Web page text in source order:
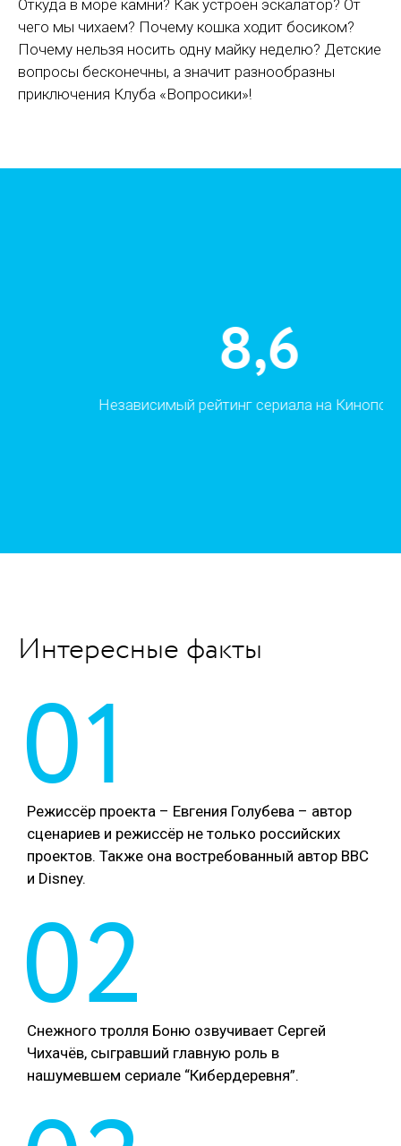
Откуда в море камни? Как устроен эскалатор? От
чего мы чихаем? Почему кошка ходит босиком?
Почему нельзя носить одну майку неделю? Детские
вопросы бесконечны, а значит разнообразны
приключения Клуба «Вопросики»!
8,6
Независимый рейтинг сериала на Кинопоиске
Интересные факты
01
Режиссёр проекта – Евгения Голубева – автор
сценариев и режиссёр не только российских
проектов. Также она востребованный автор BBC
и Disney.
02
Снежного тролля Боню озвучивает Сергей
Чихачёв, сыгравший главную роль в
нашумевшем сериале “Кибердеревня”.